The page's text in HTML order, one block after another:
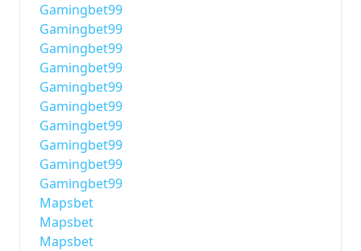
Gamingbet99
Gamingbet99
Gamingbet99
Gamingbet99
Gamingbet99
Gamingbet99
Gamingbet99
Gamingbet99
Gamingbet99
Gamingbet99
Mapsbet
Mapsbet
Mapsbet